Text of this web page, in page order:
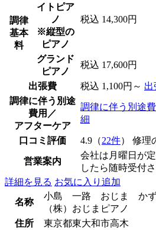
調律
基本
料
イトピア
ノ
※縦型の
ピアノ
税込 14,300円
グランド
ピアノ
税込 17,600円
出張費 税込 1,100円～ 出
調律に伴う別途
費用／
アフターケア
調律に伴う別途
細
口コミ評価 4.9（22件） 修理
営業案内
会社は月曜日が
したら随時受付
詳細を見る お気に入り追加
名称
小島 一路 おじま かず
（株）おじまピアノ
住所
東京都東大和市高木